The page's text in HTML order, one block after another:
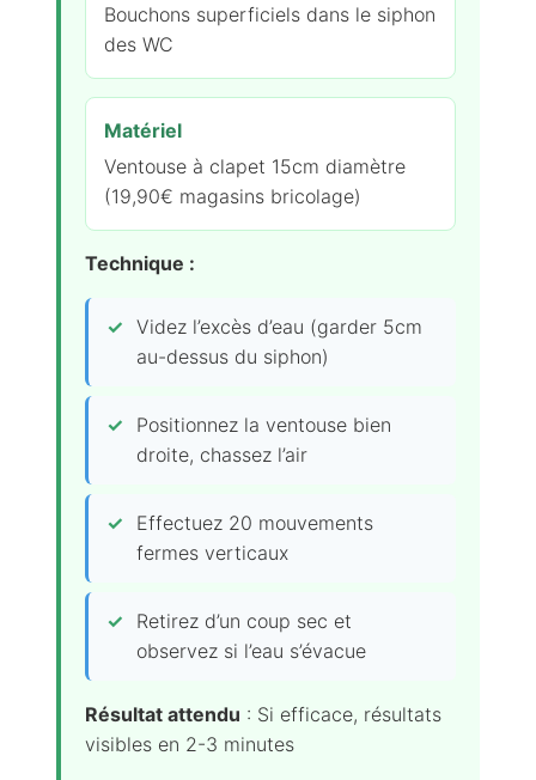
Bouchons superficiels dans le siphon
des WC
Matériel
Ventouse à clapet 15cm diamètre
(19,90€ magasins bricolage)
Technique :
Videz l’excès d’eau (garder 5cm
au-dessus du siphon)
Positionnez la ventouse bien
droite, chassez l’air
Effectuez 20 mouvements
fermes verticaux
Retirez d’un coup sec et
observez si l’eau s’évacue
Résultat attendu : Si efficace, résultats
visibles en 2-3 minutes